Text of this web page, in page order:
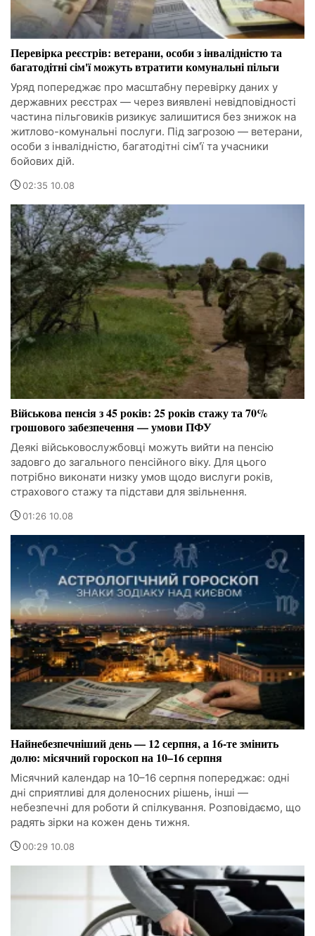
Перевірка реєстрів: ветерани, особи з інвалідністю та
багатодітні сім'ї можуть втратити комунальні пільги
Уряд попереджає про масштабну перевірку даних у
державних реєстрах — через виявлені невідповідності
частина пільговиків ризикує залишитися без знижок на
житлово-комунальні послуги. Під загрозою — ветерани,
особи з інвалідністю, багатодітні сім'ї та учасники
бойових дій.
02:35 10.08
Військова пенсія з 45 років: 25 років стажу та 70%
грошового забезпечення — умови ПФУ
Деякі військовослужбовці можуть вийти на пенсію
задовго до загального пенсійного віку. Для цього
потрібно виконати низку умов щодо вислуги років,
страхового стажу та підстави для звільнення.
01:26 10.08
Найнебезпечніший день — 12 серпня, а 16-те змінить
долю: місячний гороскоп на 10–16 серпня
Місячний календар на 10–16 серпня попереджає: одні
дні сприятливі для доленосних рішень, інші —
небезпечні для роботи й спілкування. Розповідаємо, що
радять зірки на кожен день тижня.
00:29 10.08